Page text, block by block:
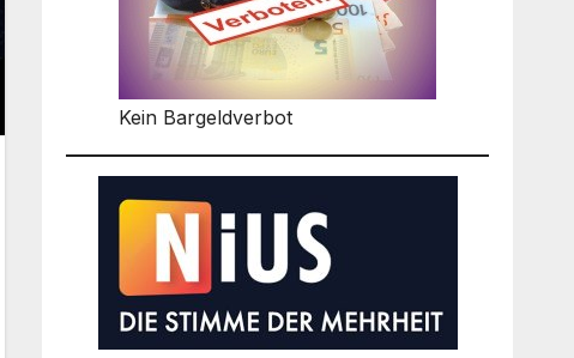
Kein Bargeldverbot